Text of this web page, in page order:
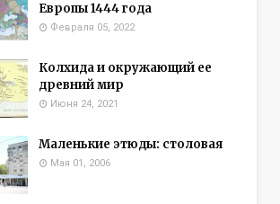
Европы 1444 года
Февраля 05, 2022
Колхида и окружающий ее
древний мир
Июня 24, 2021
Маленькие этюды: столовая
Мая 01, 2006